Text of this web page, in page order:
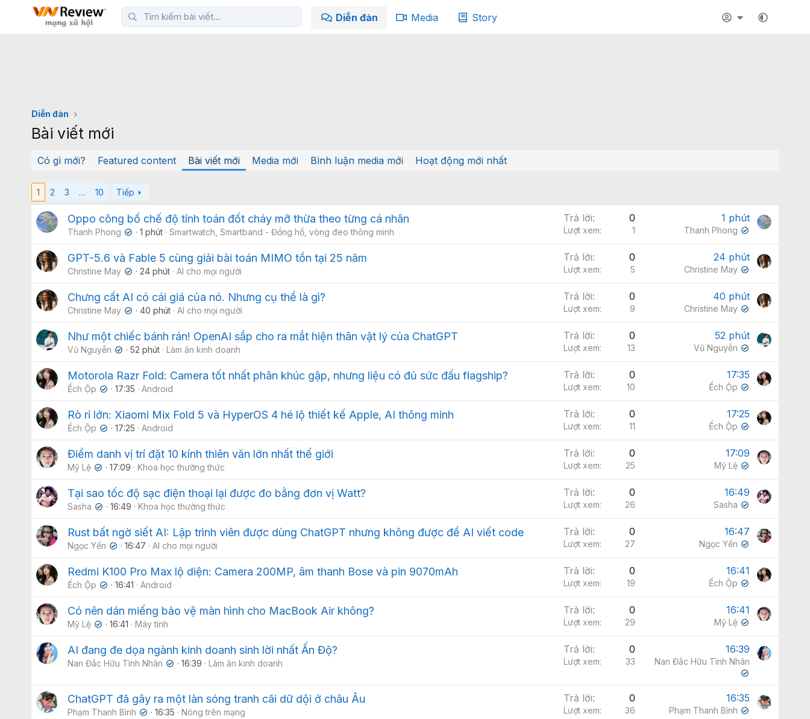
Diễn đàn Media Story
Diễn đàn
Bài viết mới
Có gì mới? Featured content Bài viết mới Media mới Bình luận media mới Hoạt động mới nhất
1 2 3 … 10 Tiếp
Oppo công bố chế độ tính toán đốt cháy mỡ thừa theo từng cá nhân
Thanh Phong ✔ 1 phút Smartwatch, Smartband - Đồng hồ, vòng đeo thông minh
Trả lời 0
Lượt xem 1
1 phút
Thanh Phong ✔
GPT-5.6 và Fable 5 cùng giải bài toán MIMO tồn tại 25 năm
Christine May ✔ 24 phút AI cho mọi người
Trả lời 0
Lượt xem 5
24 phút
Christine May ✔
Chưng cất AI có cái giá của nó. Nhưng cụ thể là gì?
Christine May ✔ 40 phút AI cho mọi người
Trả lời 0
Lượt xem 9
40 phút
Christine May ✔
Như một chiếc bánh rán! OpenAI sắp cho ra mắt hiện thân vật lý của ChatGPT
Vũ Nguyễn ✔ 52 phút Làm ăn kinh doanh
Trả lời 0
Lượt xem 13
52 phút
Vũ Nguyễn ✔
Motorola Razr Fold: Camera tốt nhất phân khúc gập, nhưng liệu có đủ sức đấu flagship?
Ếch Ộp ✔ 17:35 Android
Trả lời 0
Lượt xem 10
17:35
Ếch Ộp ✔
Rò rỉ lớn: Xiaomi Mix Fold 5 và HyperOS 4 hé lộ thiết kế Apple, AI thông minh
Ếch Ộp ✔ 17:25 Android
Trả lời 0
Lượt xem 11
17:25
Ếch Ộp ✔
Điểm danh vị trí đặt 10 kính thiên văn lớn nhất thế giới
Mỹ Lệ ✔ 17:09 Khoa học thường thức
Trả lời 0
Lượt xem 25
17:09
Mỹ Lệ ✔
Tại sao tốc độ sạc điện thoại lại được đo bằng đơn vị Watt?
Sasha ✔ 16:49 Khoa học thường thức
Trả lời 0
Lượt xem 26
16:49
Sasha ✔
Rust bất ngờ siết AI: Lập trình viên được dùng ChatGPT nhưng không được để AI viết code
Ngọc Yến ✔ 16:47 AI cho mọi người
Trả lời 0
Lượt xem 27
16:47
Ngọc Yến ✔
Redmi K100 Pro Max lộ diện: Camera 200MP, âm thanh Bose và pin 9070mAh
Ếch Ộp ✔ 16:41 Android
Trả lời 0
Lượt xem 19
16:41
Ếch Ộp ✔
Có nên dán miếng bảo vệ màn hình cho MacBook Air không?
Mỹ Lệ ✔ 16:41 Máy tính
Trả lời 0
Lượt xem 29
16:41
Mỹ Lệ ✔
AI đang đe dọa ngành kinh doanh sinh lời nhất Ấn Độ?
Nan Đắc Hữu Tình Nhân ✔ 16:39 Làm ăn kinh doanh
Trả lời 0
Lượt xem 33
16:39
Nan Đắc Hữu Tình Nhân
✔
ChatGPT đã gây ra một làn sóng tranh cãi dữ dội ở châu Âu
Phạm Thanh Bình ✔ 16:35 Nóng trên mạng
Trả lời 0
Lượt xem 36
16:35
Phạm Thanh Bình ✔